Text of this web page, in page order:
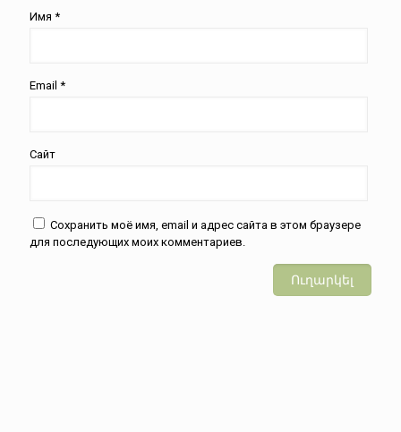
Имя *
Email *
Сайт
Сохранить моё имя, email и адрес сайта в этом браузере
для последующих моих комментариев.